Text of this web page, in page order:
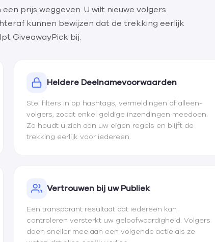
prijs weggeven. U wilt nieuwe volgers
kunnen bewijzen dat de trekking eerlijk
GiveawayPick bij.
Heldere Deelnamevoorwaarden
Stel filters in op hashtags, vermeldingen of alleen-
volgers, zodat enkel geldige inzendingen meedoen.
Zo houdt u zich aan uw eigen regels en blijft de
trekking eerlijk voor iedereen.
Vertrouwen bij uw Publiek
Een transparant resultaat dat iedereen kan
controleren versterkt uw geloofwaardigheid. Volgers
doen sneller mee aan een volgende actie als ze